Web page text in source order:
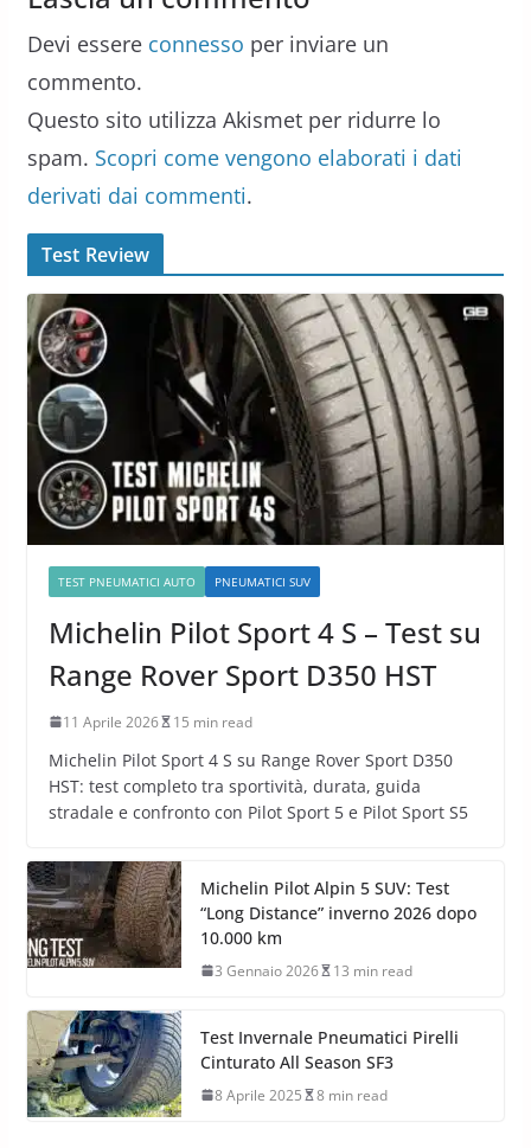
Devi essere connesso per inviare un
commento.
Questo sito utilizza Akismet per ridurre lo
spam. Scopri come vengono elaborati i dati
derivati dai commenti.
Test Review
TEST PNEUMATICI AUTO PNEUMATICI SUV
Michelin Pilot Sport 4 S – Test su
Range Rover Sport D350 HST
11 Aprile 2026 15 min read
Michelin Pilot Sport 4 S su Range Rover Sport D350
HST: test completo tra sportività, durata, guida
stradale e confronto con Pilot Sport 5 e Pilot Sport S5
Michelin Pilot Alpin 5 SUV: Test
“Long Distance” inverno 2026 dopo
10.000 km
3 Gennaio 2026 13 min read
Test Invernale Pneumatici Pirelli
Cinturato All Season SF3
8 Aprile 2025 8 min read